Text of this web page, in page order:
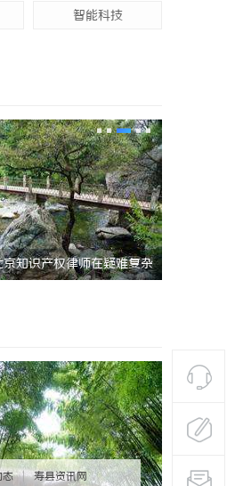
智能科技
知识产权律师在疑难复杂
态 | 寿县资讯网